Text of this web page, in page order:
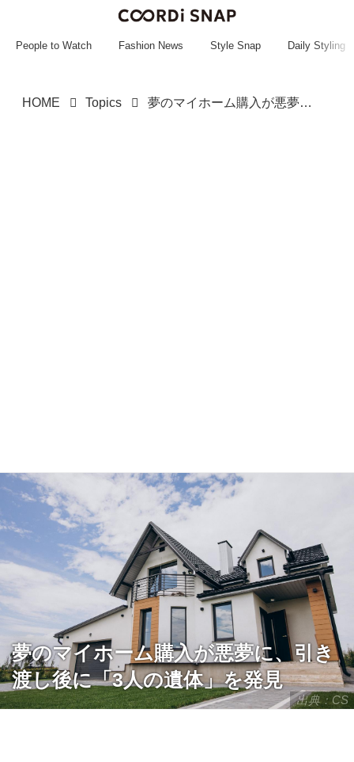
~~~~~~~~~~~
People to Watch Fashion News Style Snap Daily Styling
HOME Topics 夢のマイホーム購入が悪夢に、引き渡し後に「3人の遺体」を発見
出典：CS
夢のマイホーム購入が悪夢に、引き
渡し後に「3人の遺体」を発見